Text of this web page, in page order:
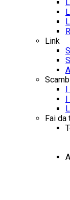
Link
I
I
Fai da